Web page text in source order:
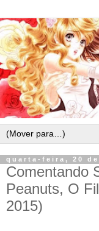
quarta-feira, 20
Comentando
Peanuts, O
2015)